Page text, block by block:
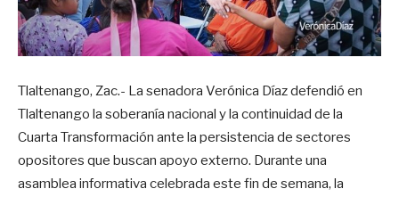
Tlaltenango, Zac.- La senadora Verónica Díaz defendió en
Tlaltenango la soberanía nacional y la continuidad de la
Cuarta Transformación ante la persistencia de sectores
opositores que buscan apoyo externo. Durante una
asamblea informativa celebrada este fin de semana, la